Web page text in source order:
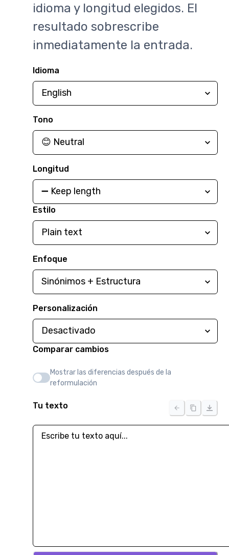
idioma y longitud elegidos. El
resultado sobrescribe
inmediatamente la entrada.
Idioma
Tono
Longitud
Estilo
Enfoque
Personalización
Comparar cambios
Mostrar las diferencias después de la
reformulación
Tu texto